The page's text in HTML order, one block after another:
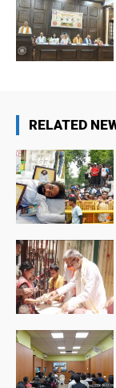
RELATED